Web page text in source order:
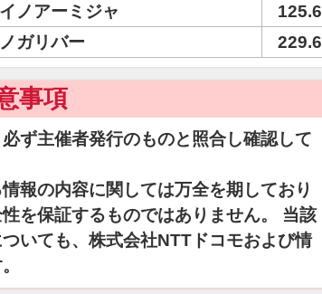
ノアーミジャ
125.6
ガリバー 229.6
事項
ず主催者発行のものと照合し確認して
報の内容に関しては万全を期しており
を保証するものではありません。 当該
いても、株式会社NTTドコモおよび情